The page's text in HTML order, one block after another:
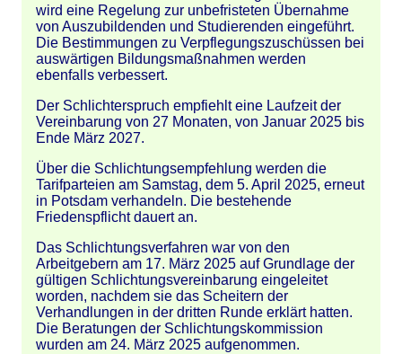
wird eine Regelung zur unbefristeten Übernahme
von Auszubildenden und Studierenden eingeführt.
Die Bestimmungen zu Verpflegungszuschüssen bei
auswärtigen Bildungsmaßnahmen werden
ebenfalls verbessert.
Der Schlichterspruch empfiehlt eine Laufzeit der
Vereinbarung von 27 Monaten, von Januar 2025 bis
Ende März 2027.
Über die Schlichtungsempfehlung werden die
Tarifparteien am Samstag, dem 5. April 2025, erneut
in Potsdam verhandeln. Die bestehende
Friedenspflicht dauert an.
Das Schlichtungsverfahren war von den
Arbeitgebern am 17. März 2025 auf Grundlage der
gültigen Schlichtungsvereinbarung eingeleitet
worden, nachdem sie das Scheitern der
Verhandlungen in der dritten Runde erklärt hatten.
Die Beratungen der Schlichtungskommission
wurden am 24. März 2025 aufgenommen.